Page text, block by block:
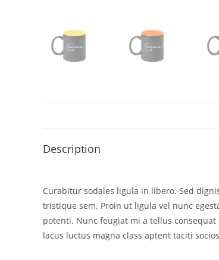
Description
Curabitur sodales ligula in libero. Sed
tristique sem. Proin ut ligula vel nunc
potenti. Nunc feugiat mi a tellus
lacus luctus magna class aptent taciti